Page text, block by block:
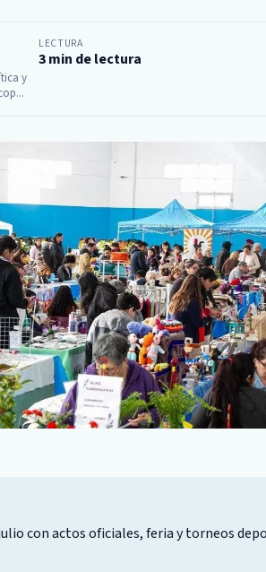
y
LECTURA
3 min de lectura
con actos oficiales, feria y torneos